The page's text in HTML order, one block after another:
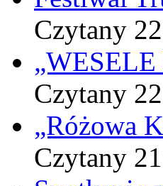
Czytany
Czytany
„Różowa
Czytany